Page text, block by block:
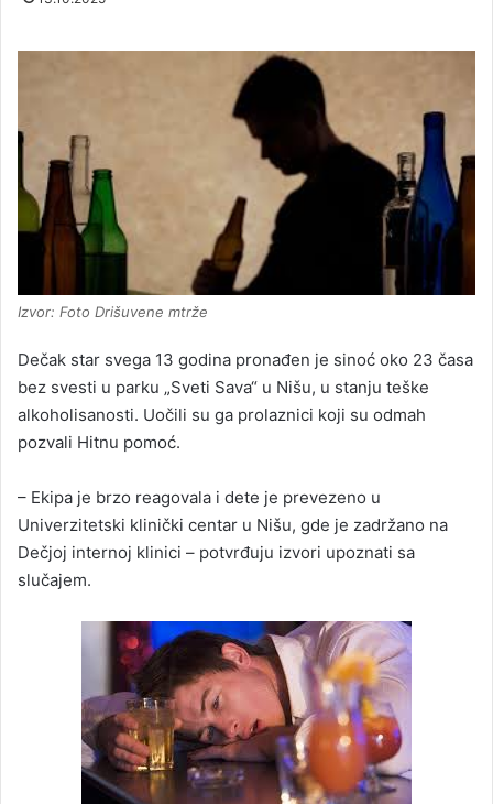
Izvor: Foto Drišuvene mtrže
Dečak star svega 13 godina pronađen je sinoć oko 23 časa
bez svesti u parku „Sveti Sava“ u Nišu, u stanju teške
alkoholisanosti. Uočili su ga prolaznici koji su odmah
pozvali Hitnu pomoć.
– Ekipa je brzo reagovala i dete je prevezeno u
Univerzitetski klinički centar u Nišu, gde je zadržano na
Dečjoj internoj klinici – potvrđuju izvori upoznati sa
slučajem.